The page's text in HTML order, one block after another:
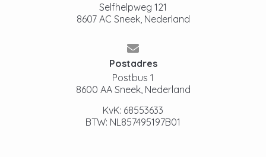
Selfhelpweg 121
8607 AC Sneek, Nederland
Postadres
Postbus 1
8600 AA Sneek, Nederland
KvK: 68553633
BTW: NL857495197B01